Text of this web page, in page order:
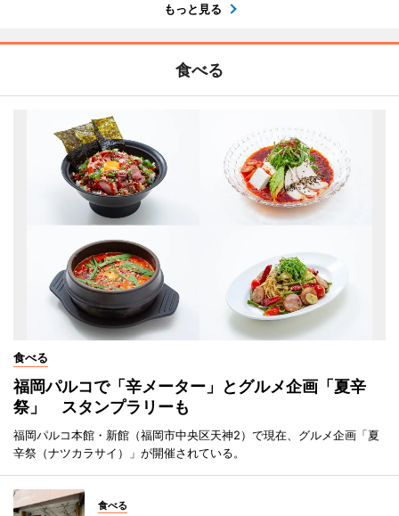
もっと見る
食べる
食べる
福岡パルコで「辛メーター」とグルメ企画「夏辛
祭」 スタンプラリーも
福岡パルコ本館・新館（福岡市中央区天神2）で現在、グルメ企画「夏
辛祭（ナツカラサイ）」が開催されている。
食べる